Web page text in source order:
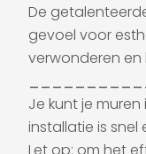
De
gevoel voor
verwonderen en
Je kunt je
installatie is